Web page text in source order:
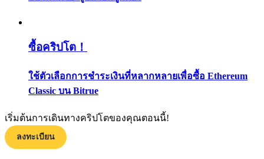
ซื้อคริปโต！
ใช้ตัวเลือกการชำระเงินที่หลากหลายเพื่อซื้อ Ethereum
Classic บน Bitrue
เริ่มต้นการเดินทางคริปโตของคุณตอนนี้!
ลงทะเบียน